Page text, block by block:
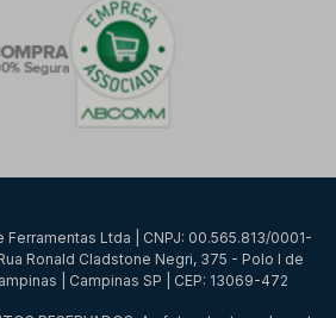
Ltda | CNPJ: 00.565.813/0001-
Rua Ronald Cladstone Negri, 375 - Polo I de
| Campinas SP | CEP: 13069-472